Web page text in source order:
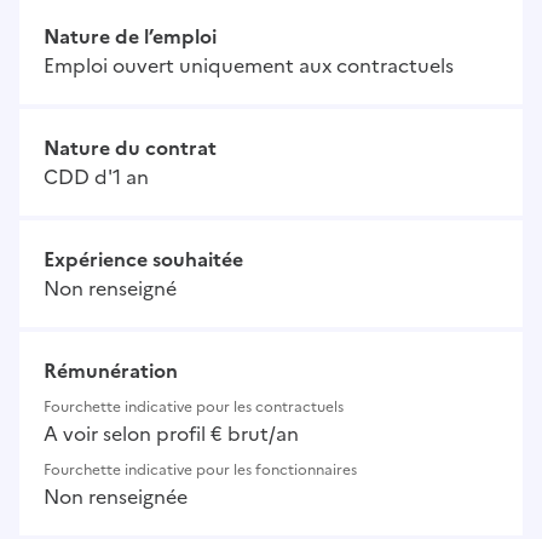
Nature de l’emploi
Emploi ouvert uniquement aux contractuels
Nature du contrat
CDD d'1 an
Expérience souhaitée
Non renseigné
Rémunération
Fourchette indicative pour les contractuels
A voir selon profil € brut/an
Fourchette indicative pour les fonctionnaires
Non renseignée